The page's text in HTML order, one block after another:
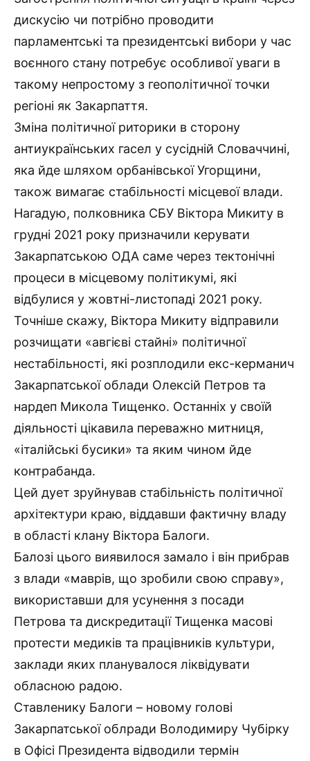
дискусію чи потрібно проводити
парламентські та президентські вибори у час
воєнного стану потребує особливої уваги в
такому непростому з геополітичної точки
регіоні як Закарпаття.
Зміна політичної риторики в сторону
антиукраїнських гасел у сусідній Словаччині,
яка йде шляхом орбанівської Угорщини,
також вимагає стабільності місцевої влади.
Нагадую, полковника СБУ Віктора Микиту в
грудні 2021 року призначили керувати
Закарпатською ОДА саме через тектонічні
процеси в місцевому політикумі, які
відбулися у жовтні-листопаді 2021 року.
Точніше скажу, Віктора Микиту відправили
розчищати «авгієві стайні» політичної
нестабільності, які розплодили екс-керманич
Закарпатської облади Олексій Петров та
нардеп Микола Тищенко. Останніх у своїй
діяльності цікавила переважно митниця,
«італійські бусики» та яким чином йде
контрабанда.
Цей дует зруйнував стабільність політичної
архітектури краю, віддавши фактичну владу
в області клану Віктора Балоги.
Балозі цього виявилося замало і він прибрав
з влади «маврів, що зробили свою справу»,
використавши для усунення з посади
Петрова та дискредитації Тищенка масові
протести медиків та працівників культури,
заклади яких планувалося ліквідувати
обласною радою.
Ставленику Балоги – новому голові
Закарпатської облради Володимиру Чубірку
в Офісі Президента відводили термін